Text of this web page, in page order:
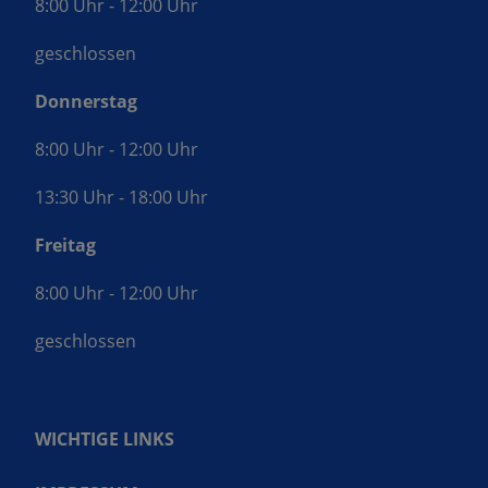
8:00 Uhr - 12:00 Uhr
geschlossen
Donnerstag
8:00 Uhr - 12:00 Uhr
13:30 Uhr - 18:00 Uhr
Freitag
8:00 Uhr - 12:00 Uhr
geschlossen
WICHTIGE LINKS